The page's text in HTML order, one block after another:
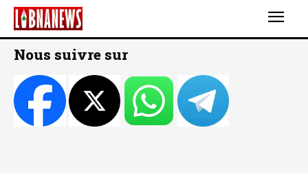
Nous suivre sur